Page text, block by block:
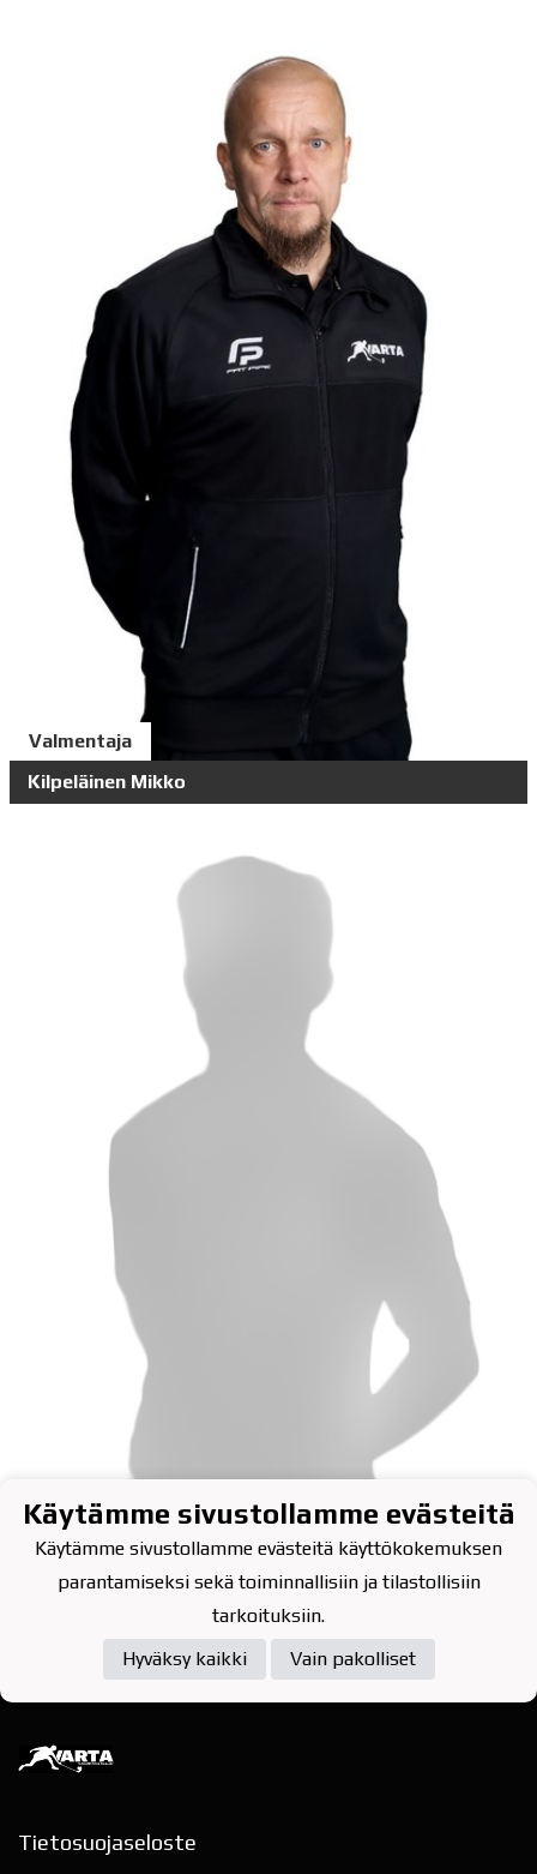
Valmentaja
Kilpeläinen Mikko
Valmentaja
Tietosuojaseloste
Käytämme sivustollamme evästeitä
Käytämme sivustollamme evästeitä käyttökokemuksen
parantamiseksi sekä toiminnallisiin ja tilastollisiin
tarkoituksiin.
Hyväksy kaikki
Vain pakolliset